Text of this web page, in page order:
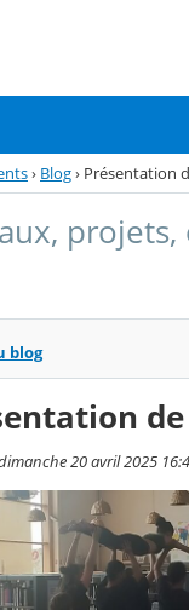
› Blog› Présentation
blog
20 avril 2025